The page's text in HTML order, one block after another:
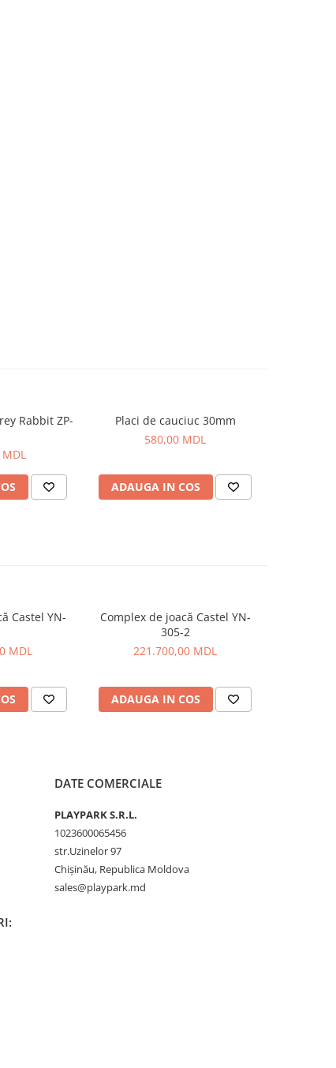
Rabbit ZP-
Placi de cauciuc 30mm
580,00 MDL
ADAUGA IN COS
Castel YN-
MDL
Complex de joacă Castel YN-
305-2
221.700,00 MDL
ADAUGA IN COS
DATE COMERCIALE
PLAYPARK S.R.L.
1023600065456
str.Uzinelor 97
Chișinău, Republica Moldova
sales@playpark.md